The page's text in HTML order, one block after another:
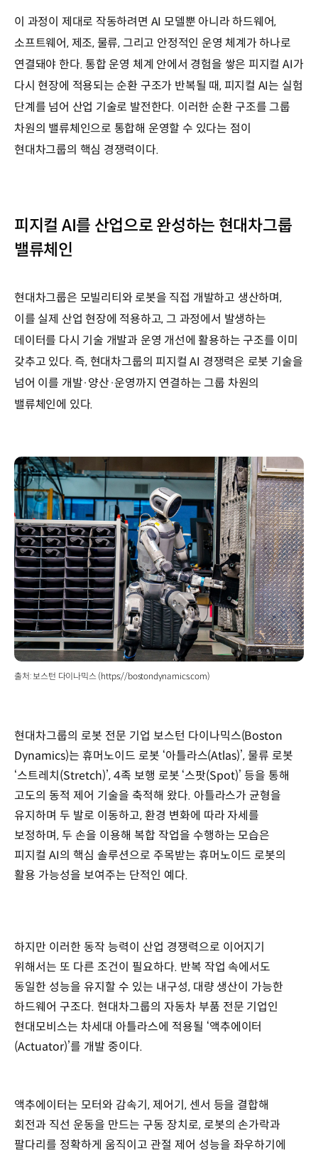
이 과정이 제대로 작동하려면 AI 모델뿐 아니라 하드웨어,
소프트웨어, 제조, 물류, 그리고 안정적인 운영 체계가 하나로
연결돼야 한다. 통합 운영 체계 안에서 경험을 쌓은 피지컬 AI가
다시 현장에 적용되는 순환 구조가 반복될 때, 피지컬 AI는 실험
단계를 넘어 산업 기술로 발전한다. 이러한 순환 구조를 그룹
차원의 밸류체인으로 통합해 운영할 수 있다는 점이
현대차그룹의 핵심 경쟁력이다.
피지컬 AI를 산업으로 완성하는 현대차그룹
밸류체인
현대차그룹은 모빌리티와 로봇을 직접 개발하고 생산하며,
이를 실제 산업 현장에 적용하고, 그 과정에서 발생하는
데이터를 다시 기술 개발과 운영 개선에 활용하는 구조를 이미
갖추고 있다. 즉, 현대차그룹의 피지컬 AI 경쟁력은 로봇 기술을
넘어 이를 개발·양산·운영까지 연결하는 그룹 차원의
밸류체인에 있다.
출처: 보스턴 다이나믹스 (https://bostondynamics.com)
현대차그룹의 로봇 전문 기업 보스턴 다이나믹스(Boston
Dynamics)는 휴머노이드 로봇 ‘아틀라스(Atlas)’, 물류 로봇
‘스트레치(Stretch)’, 4족 보행 로봇 ‘스팟(Spot)’ 등을 통해
고도의 동적 제어 기술을 축적해 왔다. 아틀라스가 균형을
유지하며 두 발로 이동하고, 환경 변화에 따라 자세를
보정하며, 두 손을 이용해 복합 작업을 수행하는 모습은
피지컬 AI의 핵심 솔루션으로 주목받는 휴머노이드 로봇의
활용 가능성을 보여주는 단적인 예다.
하지만 이러한 동작 능력이 산업 경쟁력으로 이어지기
위해서는 또 다른 조건이 필요하다. 반복 작업 속에서도
동일한 성능을 유지할 수 있는 내구성, 대량 생산이 가능한
하드웨어 구조다. 현대차그룹의 자동차 부품 전문 기업인
현대모비스는 차세대 아틀라스에 적용될 ‘액추에이터
(Actuator)’를 개발 중이다.
액추에이터는 모터와 감속기, 제어기, 센서 등을 결합해
회전과 직선 운동을 만드는 구동 장치로, 로봇의 손가락과
팔다리를 정확하게 움직이고 관절 제어 성능을 좌우하기에